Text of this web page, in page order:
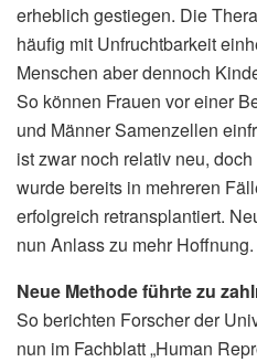
erheblich gestiegen. Die
häufig mit Unfruchtbarkeit
Menschen aber dennoch
So können Frauen vor einer
und Männer Samenzellen
ist zwar noch relativ neu,
wurde bereits in mehreren
erfolgreich retransplantiert.
nun Anlass zu mehr Hoffnung.
Neue Methode führte zu
So berichten Forscher der
nun im Fachblatt „Human